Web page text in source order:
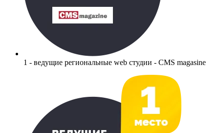
1 - ведущие региональные web студии - CMS magasine